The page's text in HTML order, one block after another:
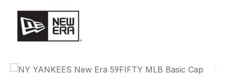
Bildergalerie überspringen